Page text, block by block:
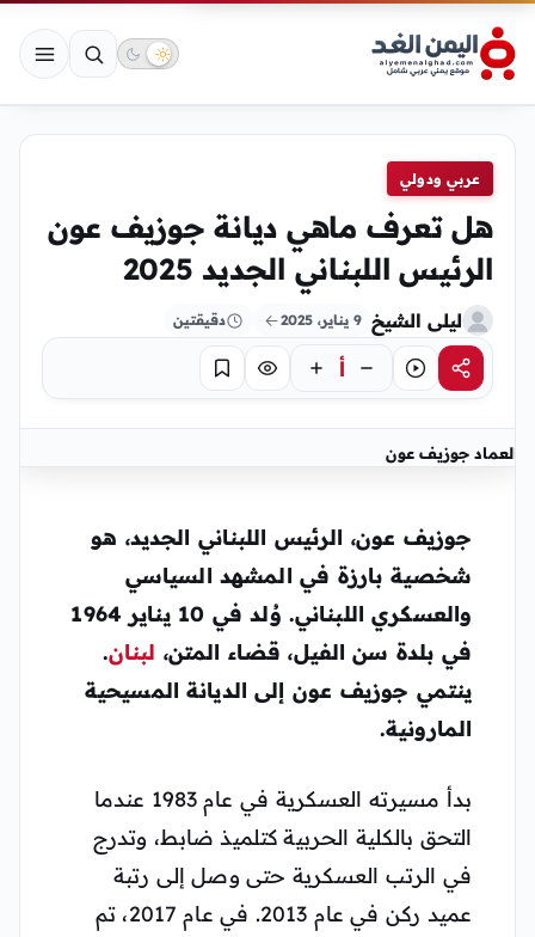
عربي ودولي
هل تعرف ماهي ديانة جوزيف عون
الرئيس اللبناني الجديد 2025
ليلى الشيخ 9 يناير، 2025 دقيقتين
مشاركةاستماع أ تركيز حفظ
العماد جوزيف عون
جوزيف عون، الرئيس اللبناني الجديد، هو
شخصية بارزة في المشهد السياسي
والعسكري اللبناني. وُلد في 10 يناير 1964
في بلدة سن الفيل، قضاء المتن، لبنان.
ينتمي جوزيف عون إلى الديانة المسيحية
المارونية.
بدأ مسيرته العسكرية في عام 1983 عندما
التحق بالكلية الحربية كتلميذ ضابط، وتدرج
في الرتب العسكرية حتى وصل إلى رتبة
عميد ركن في عام 2013. في عام 2017، تم